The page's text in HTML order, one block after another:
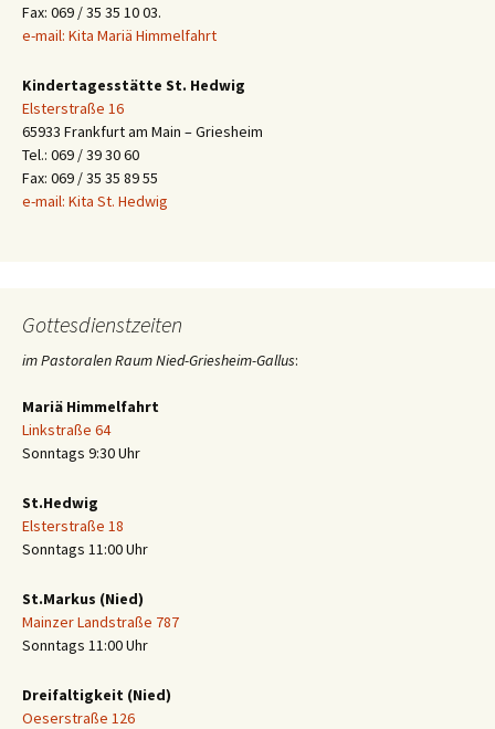
Fax: 069 / 35 35 10 03.
e-mail: Kita Mariä Himmelfahrt
Kindertagesstätte St. Hedwig
Elsterstraße 16
65933 Frankfurt am Main – Griesheim
Tel.: 069 / 39 30 60
Fax: 069 / 35 35 89 55
e-mail: Kita St. Hedwig
Gottesdienstzeiten
im Pastoralen Raum Nied-Griesheim-Gallus:
Mariä Himmelfahrt
Linkstraße 64
Sonntags 9:30 Uhr
St.Hedwig
Elsterstraße 18
Sonntags 11:00 Uhr
St.Markus (Nied)
Mainzer Landstraße 787
Sonntags 11:00 Uhr
Dreifaltigkeit (Nied)
Oeserstraße 126